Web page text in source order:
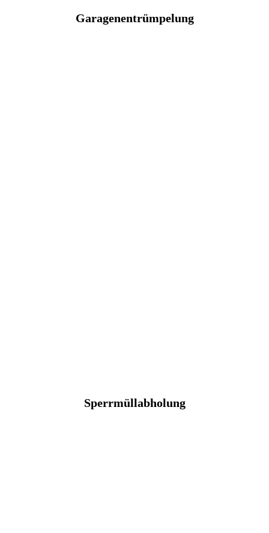
Garagenentrümpelung
Sperrmüllabholung